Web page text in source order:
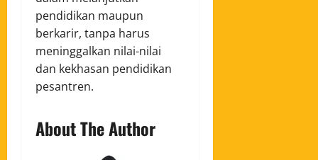
pendidikan maupun
berkarir, tanpa harus
meninggalkan nilai-nilai
dan kekhasan pendidikan
pesantren.
About The Author